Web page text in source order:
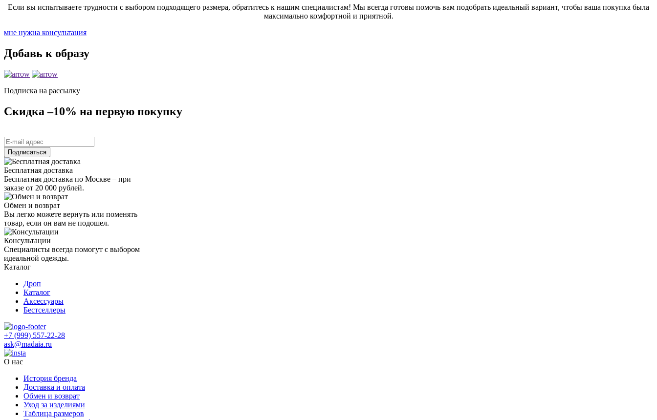
Если вы испытываете трудности с выбором подходящего размера, обратитесь к нашим специалистам! Мы всегда готовы помочь вам подобрать идеальный вариант, чтобы ваша покупка была
максимально комфортной и приятной.
мне нужна консультация
Добавь к образу
Подписка на рассылку
Скидка –10% на первую покупку
Бесплатная доставка
Бесплатная доставка по Москве – при
заказе от 20 000 рублей.
Обмен и возврат
Вы легко можете вернуть или поменять
товар, если он вам не подошел.
Консультации
Специалисты всегда помогут с выбором
идеальной одежды.
Каталог
Дроп
Каталог
Аксессуары
Бестселлеры
+7 (999) 557-22-28
ask@madaia.ru
О нас
История бренда
Доставка и оплата
Обмен и возврат
Уход за изделиями
Таблица размеров